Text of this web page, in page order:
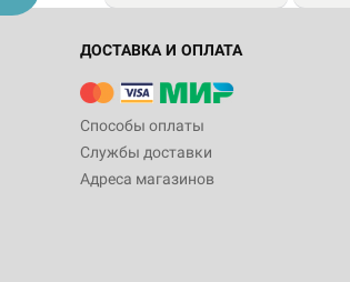
ДОСТАВКА И ОПЛАТА
Способы оплаты
Службы доставки
Адреса магазинов